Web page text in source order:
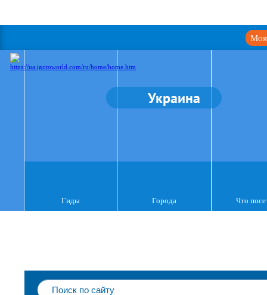
Моя
Украина
Гиды Города Что